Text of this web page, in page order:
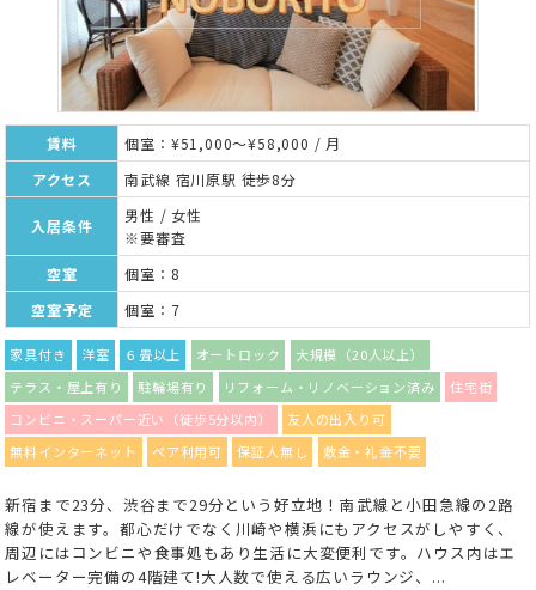
賃料
個室：¥51,000～¥58,000 / 月
アクセス
南武線 宿川原駅 徒歩8分
入居条件
男性 / 女性
※要審査
空室
個室：8
空室予定
個室：7
家具付き 洋室 ６畳以上 オートロック
大規模（20人以上）
テラス・屋上有り
駐輪場有り リフォーム・リノベーション済み
住宅街
コンビニ・スーパー近い（徒歩5分以内）
友人の出入り可
無料インターネット
ペア利用可 保証人無し 敷金・礼金不要
新宿まで23分、渋谷まで29分という好立地！南武線と小田急線の2路
線が使えます。都心だけでなく川崎や横浜にもアクセスがしやすく、
周辺にはコンビニや食事処もあり生活に大変便利です。ハウス内はエ
レベーター完備の4階建て!大人数で使える広いラウンジ、...